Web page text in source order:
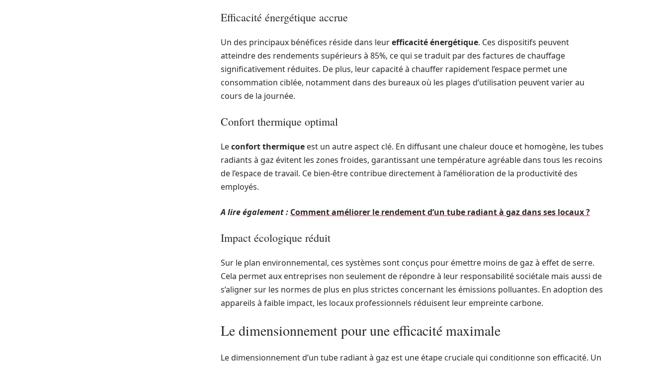
Efficacité énergétique accrue
Un des principaux bénéfices réside dans leurefficacité énergétique. Ces dispositifs peuvent
atteindre des rendements supérieurs à 85%, ce qui se traduit par des factures de chauffage
significativement réduites. De plus, leur capacité à chauffer rapidement l’espace permet une
consommation ciblée, notamment dans des bureaux où les plages d’utilisation peuvent varier au
cours de la journée.
Confort thermique optimal
Leconfort thermique est un autre aspect clé. En diffusant une chaleur douce et homogène, les tubes
radiants à gaz évitent les zones froides, garantissant une température agréable dans tous les recoins
de l’espace de travail. Ce bien-être contribue directement à l’amélioration de la productivité des
employés.
A lire également : Comment améliorer le rendement d’un tube radiant à gaz dans ses locaux ?
Impact écologique réduit
Sur le plan environnemental, ces systèmes sont conçus pour émettre moins de gaz à effet de serre.
Cela permet aux entreprises non seulement de répondre à leur responsabilité sociétale mais aussi de
s’aligner sur les normes de plus en plus strictes concernant les émissions polluantes. En adoption des
appareils à faible impact, les locaux professionnels réduisent leur empreinte carbone.
Le dimensionnement pour une efficacité maximale
Le dimensionnement d’un tube radiant à gaz est une étape cruciale qui conditionne son efficacité. Un